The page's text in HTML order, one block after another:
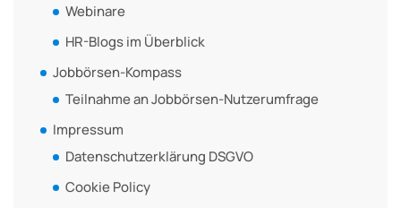
Webinare
HR-Blogs im Überblick
Jobbörsen-Kompass
Teilnahme an Jobbörsen-Nutzerumfrage
Impressum
Datenschutzerklärung DSGVO
Cookie Policy